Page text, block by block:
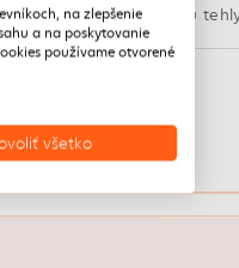
materiálov, ako sú
na zlepšenie
a na poskytovanie
používame otvorené
všetko